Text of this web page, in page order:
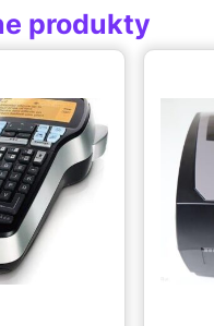
produkty